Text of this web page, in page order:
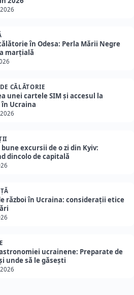
în Odesa: Perla Mării Negre
marțială
CĂLĂTORIE
unei cartele SIM și accesul la
Ucraina
bune excursii de o zi din Kyiv:
dincolo de capitală
război în Ucraina: considerații etice
ucrainene: Preparate de
unde să le găsești